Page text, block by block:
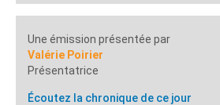
Une émission présentée par
Valérie Poirier
Présentatrice
Écoutez la chronique de ce jour